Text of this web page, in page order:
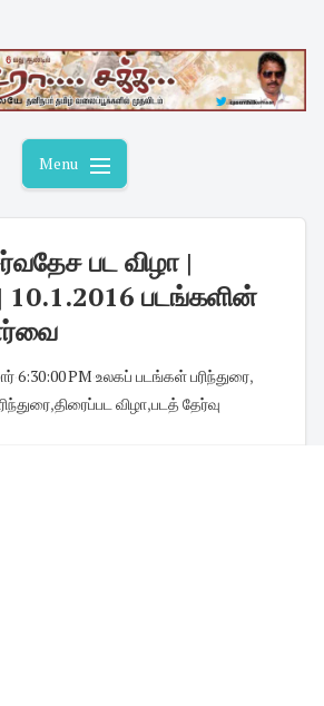
Menu
பட விழா |
படங்களின்
6:30:00 PM உலகப் படங்கள் பரிந்துரை,
,திரைப்பட விழா,படத் தேர்வு